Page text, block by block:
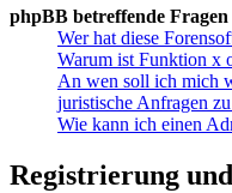
phpBB betreffende Fragen
Wer hat diese
Warum ist Funktion x
An wen soll ich mich
juristische Anfragen
Wie kann ich einen
Registrierung